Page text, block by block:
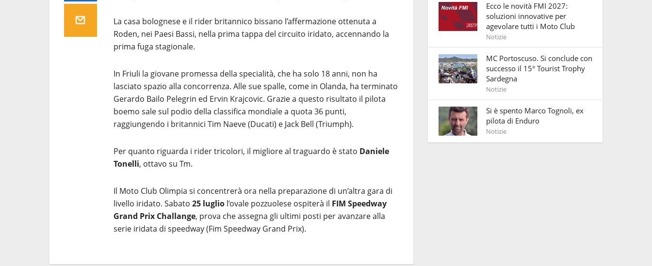
La casa bolognese e il rider britannico bissano l’affermazione ottenuta a
Roden, nei Paesi Bassi, nella prima tappa del circuito iridato, accennando la
prima fuga stagionale.
In Friuli la giovane promessa della specialità, che ha solo 18 anni, non ha
lasciato spazio alla concorrenza. Alle sue spalle, come in Olanda, ha terminato
Gerardo Bailo Pelegrin ed Ervin Krajcovic. Grazie a questo risultato il pilota
boemo sale sul podio della classifica mondiale a quota 36 punti,
raggiungendo i britannici Tim Naeve (Ducati) e Jack Bell (Triumph).
Per quanto riguarda i rider tricolori, il migliore al traguardo è stato Daniele
Tonelli, ottavo su Tm.
Il Moto Club Olimpia si concentrerà ora nella preparazione di un’altra gara di
livello iridato. Sabato 25 luglio l’ovale pozzuolese ospiterà il FIM Speedway
Grand Prix Challange, prova che assegna gli ultimi posti per avanzare alla
serie iridata di speedway (Fim Speedway Grand Prix).
Ecco le novità FMI 2027:
soluzioni innovative per
agevolare tutti i Moto Club
Notizie
MC Portoscuso. Si conclude con
successo il 15° Tourist Trophy
Sardegna
Notizie
Si è spento Marco Tognoli, ex
pilota di Enduro
Notizie